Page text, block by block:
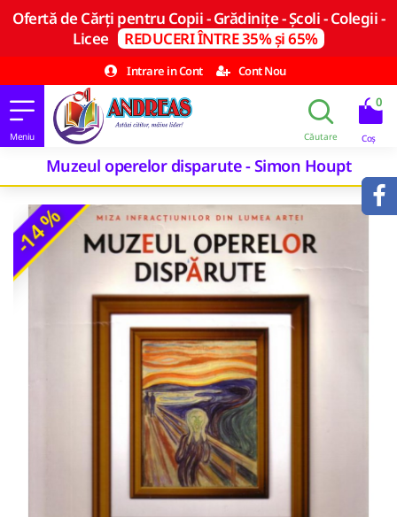
Ofertă de Cărți pentru Copii - Grădinițe - Școli - Colegii -
Licee REDUCERI ÎNTRE 35% și 65%
Intrare in Cont
Cont Nou
0
Muzeul operelor disparute - Simon Houpt
-14 %